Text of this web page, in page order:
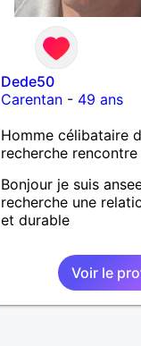
Dede50
Carentan - 49 ans
Homme célibataire
recherche
Bonjour je suis
recherche une
et durable
Voir le